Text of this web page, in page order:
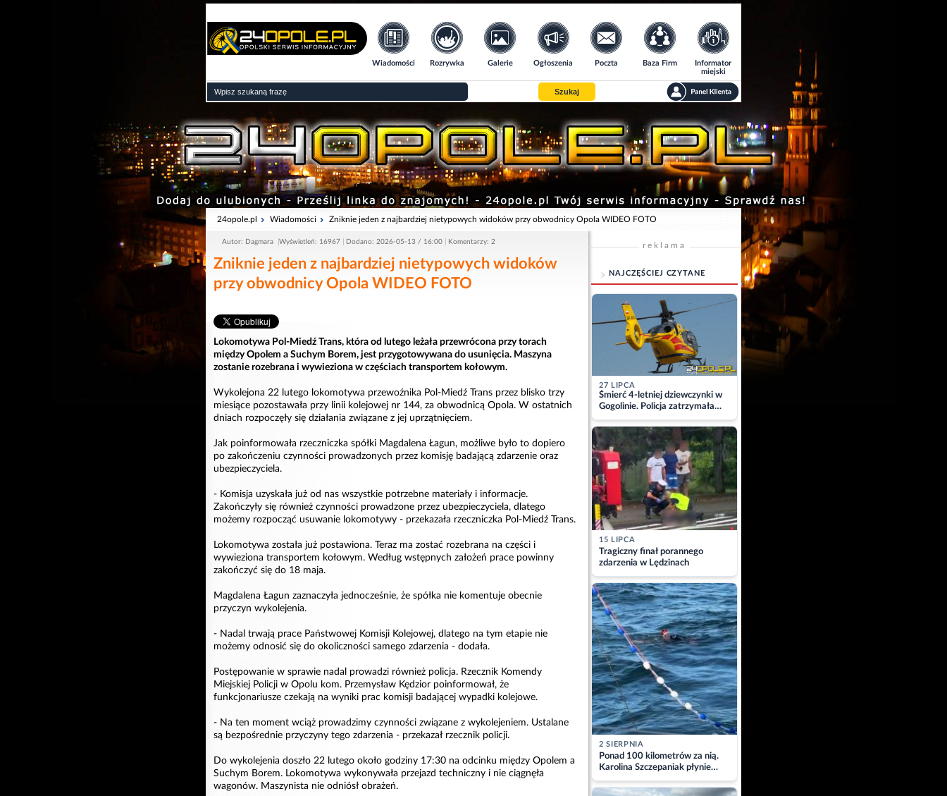
Wiadomości Rozrywka Galerie Ogłoszenia Poczta Baza Firm
Informator
miejski
Szukaj
24opole.pl Wiadomości Zniknie jeden z najbardziej nietypowych widoków przy obwodnicy Opola WIDEO FOTO
Autor: Dagmara Wyświetleń: 16967 Dodano: 2026-05-13 / 16:00 Komentarzy: 2
Zniknie jeden z najbardziej nietypowych widoków
przy obwodnicy Opola WIDEO FOTO
Lokomotywa Pol-Miedź Trans, która od lutego leżała przewrócona przy torach
między Opolem a Suchym Borem, jest przygotowywana do usunięcia. Maszyna
zostanie rozebrana i wywieziona w częściach transportem kołowym.
Wykolejona 22 lutego lokomotywa przewoźnika Pol-Miedź Trans przez blisko trzy
miesiące pozostawała przy linii kolejowej nr 144, za obwodnicą Opola. W ostatnich
dniach rozpoczęły się działania związane z jej uprzątnięciem.
Jak poinformowała rzeczniczka spółki Magdalena Łagun, możliwe było to dopiero
po zakończeniu czynności prowadzonych przez komisję badającą zdarzenie oraz
ubezpieczyciela.
- Komisja uzyskała już od nas wszystkie potrzebne materiały i informacje.
Zakończyły się również czynności prowadzone przez ubezpieczyciela, dlatego
możemy rozpocząć usuwanie lokomotywy - przekazała rzeczniczka Pol-Miedź Trans.
Lokomotywa została już postawiona. Teraz ma zostać rozebrana na części i
wywieziona transportem kołowym. Według wstępnych założeń prace powinny
zakończyć się do 18 maja.
Magdalena Łagun zaznaczyła jednocześnie, że spółka nie komentuje obecnie
przyczyn wykolejenia.
- Nadal trwają prace Państwowej Komisji Kolejowej, dlatego na tym etapie nie
możemy odnosić się do okoliczności samego zdarzenia - dodała.
Postępowanie w sprawie nadal prowadzi również policja. Rzecznik Komendy
Miejskiej Policji w Opolu kom. Przemysław Kędzior poinformował, że
funkcjonariusze czekają na wyniki prac komisji badającej wypadki kolejowe.
- Na ten moment wciąż prowadzimy czynności związane z wykolejeniem. Ustalane
są bezpośrednie przyczyny tego zdarzenia - przekazał rzecznik policji.
Do wykolejenia doszło 22 lutego około godziny 17:30 na odcinku między Opolem a
Suchym Borem. Lokomotywa wykonywała przejazd techniczny i nie ciągnęła
wagonów. Maszynista nie odniósł obrażeń.
reklama
NAJCZĘŚCIEJ CZYTANE
27 LIPCA
Śmierć 4-letniej dziewczynki w
Gogolinie. Policja zatrzymała
matkę
15 LIPCA
Tragiczny finał porannego
zdarzenia w Lędzinach
2 SIERPNIA
Ponad 100 kilometrów za nią.
Karolina Szczepaniak płynie
przez Bałtyk dla Piotra.
Aktualizacja